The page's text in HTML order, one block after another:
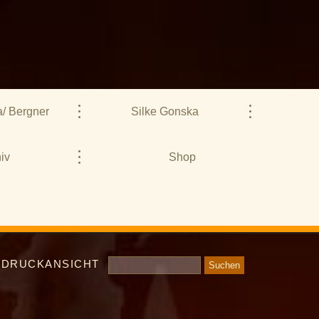
Bergner Silke Gonska
Shop
DRUCKANSICHT